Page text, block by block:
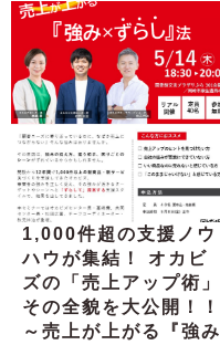
1,000件超の支援ノウ
ハウが集結！ オカビ
ズの「売上アップ術」
その全貌を大公開！！
～売上が上がる『強み